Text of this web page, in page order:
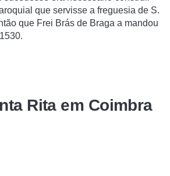
que servisse a freguesia de S.
que Frei Brás de Braga a mandou
Rita em Coimbra